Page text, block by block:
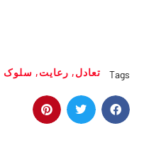
Tags تعادل, رعایت, سلوک